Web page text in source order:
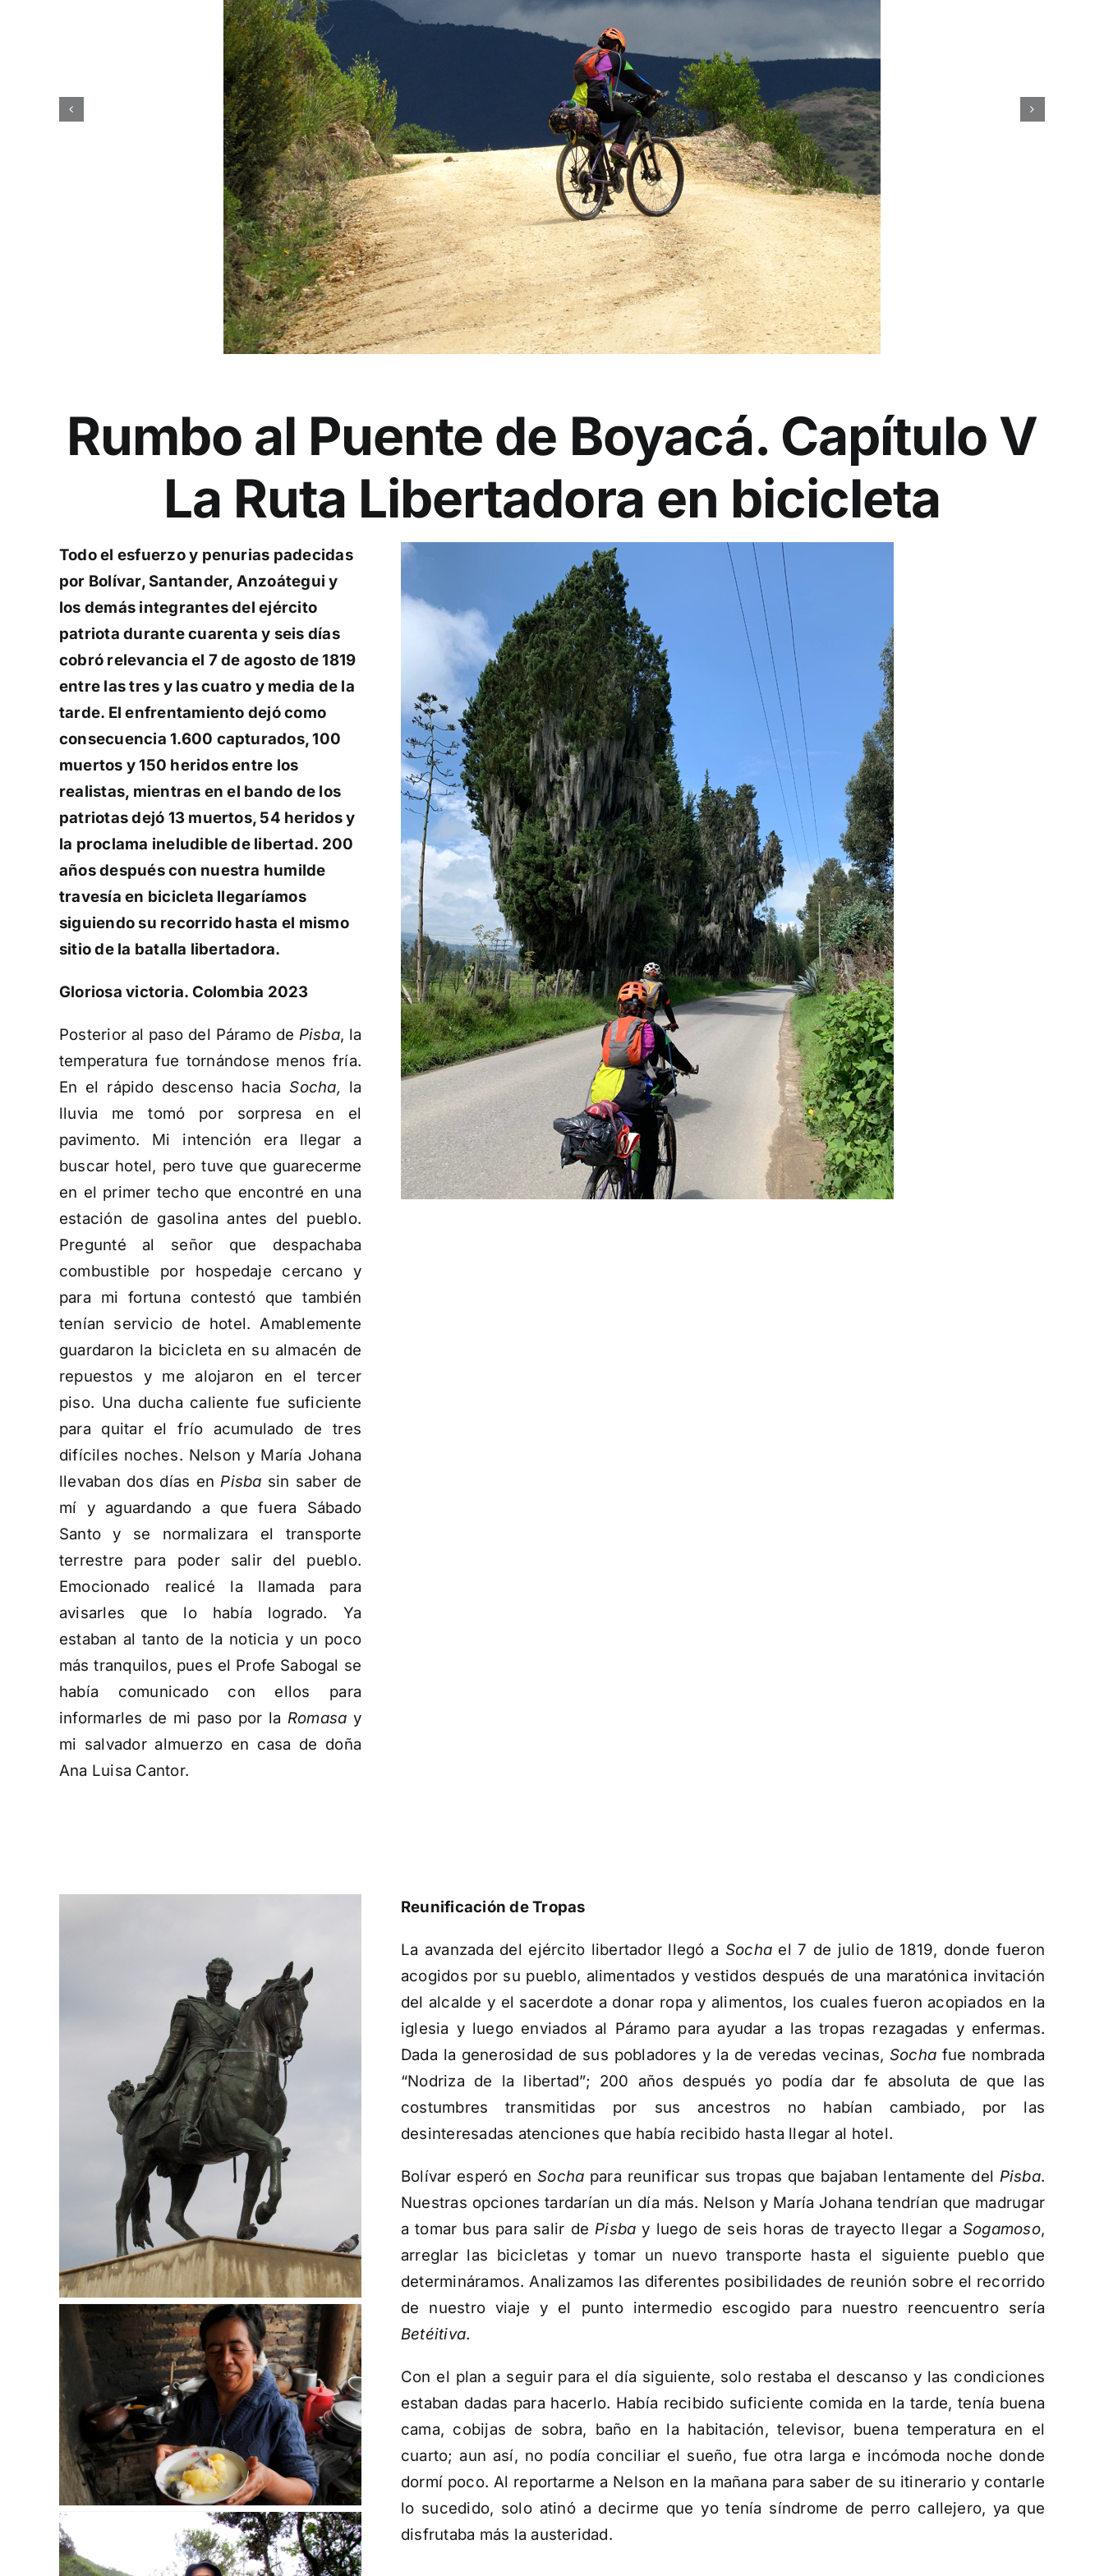
Rumbo al Puente de Boyacá. Capítulo V
La Ruta Libertadora en bicicleta
Todo el esfuerzo y penurias padecidas
por Bolívar, Santander, Anzoátegui y
los demás integrantes del ejército
patriota durante cuarenta y seis días
cobró relevancia el 7 de agosto de 1819
entre las tres y las cuatro y media de la
tarde. El enfrentamiento dejó como
consecuencia 1.600 capturados, 100
muertos y 150 heridos entre los
realistas, mientras en el bando de los
patriotas dejó 13 muertos, 54 heridos y
la proclama ineludible de libertad. 200
años después con nuestra humilde
travesía en bicicleta llegaríamos
siguiendo su recorrido hasta el mismo
sitio de la batalla libertadora.
Gloriosa victoria. Colombia 2023
Posterior al paso del Páramo de Pisba, la
temperatura fue tornándose menos fría.
En el rápido descenso haciaSocha, la
lluvia me tomó por sorpresa en el
pavimento. Mi intención era llegar a
buscar hotel, pero tuve que guarecerme
en el primer techo que encontré en una
estación de gasolina antes del pueblo.
Pregunté al señor que despachaba
combustible por hospedaje cercano y
para mi fortuna contestó que también
tenían servicio de hotel. Amablemente
guardaron la bicicleta en su almacén de
repuestos y me alojaron en el tercer
piso. Una ducha caliente fue suficiente
para quitar el frío acumulado de tres
difíciles noches. Nelson y María Johana
llevaban dos días enPisba sin saber de
mí y aguardando a que fuera Sábado
Santo y se normalizara el transporte
terrestre para poder salir del pueblo.
Emocionado realicé la llamada para
avisarles que lo había logrado. Ya
estaban al tanto de la noticia y un poco
más tranquilos, pues el Profe Sabogal se
había comunicado con ellos para
informarles de mi paso por la Romasa y
mi salvador almuerzo en casa de doña
Ana Luisa Cantor.
Reunificación de Tropas
La avanzada del ejército libertador llegó a Sochael 7 de julio de 1819, donde fueron
acogidos por su pueblo, alimentados y vestidos después de una maratónica invitación
del alcalde y el sacerdote a donar ropa y alimentos, los cuales fueron acopiados en la
iglesia y luego enviados al Páramo para ayudar a las tropas rezagadas y enfermas.
Dada la generosidad de sus pobladores y la de veredas vecinas, Socha fue nombrada
“Nodriza de la libertad”; 200 años después yo podía dar fe absoluta de que las
costumbres transmitidas por sus ancestros no habían cambiado, por las
desinteresadas atenciones que había recibido hasta llegar al hotel.
Bolívar esperó enSocha para reunificar sus tropas que bajaban lentamente del Pisba.
Nuestras opciones tardarían un día más. Nelson y María Johana tendrían que madrugar
a tomar bus para salir dePisba y luego de seis horas de trayecto llegar a Sogamoso,
arreglar las bicicletas y tomar un nuevo transporte hasta el siguiente pueblo que
determináramos. Analizamos las diferentes posibilidades de reunión sobre el recorrido
de nuestro viaje y el punto intermedio escogido para nuestro reencuentro sería
Betéitiva.
Con el plan a seguir para el día siguiente, solo restaba el descanso y las condiciones
estaban dadas para hacerlo. Había recibido suficiente comida en la tarde, tenía buena
cama, cobijas de sobra, baño en la habitación, televisor, buena temperatura en el
cuarto; aun así, no podía conciliar el sueño, fue otra larga e incómoda noche donde
dormí poco. Al reportarme a Nelson en la mañana para saber de su itinerario y contarle
lo sucedido, solo atinó a decirme que yo tenía síndrome de perro callejero, ya que
disfrutaba más la austeridad.